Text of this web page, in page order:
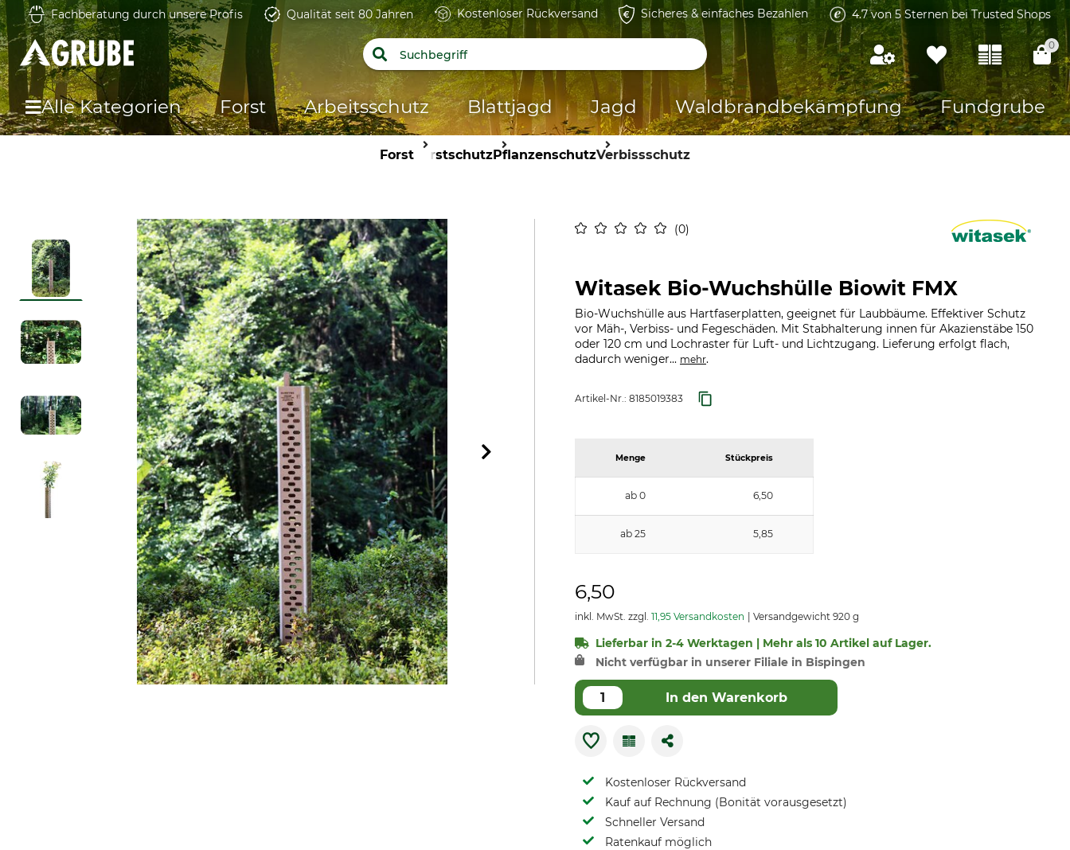
Fachberatung durch unsere Profis Qualität seit 80 Jahren Kostenloser Rückversand Sicheres & einfaches Bezahlen 4.7 von 5 Sternen bei Trusted Shops
0
Alle Kategorien Forst Arbeitsschutz Blattjagd Jagd Waldbrandbekämpfung Fundgrube
Forst ForstschutzPflanzenschutzVerbissschutz
0
Witasek Bio-Wuchshülle Biowit FMX
Bio-Wuchshülle aus Hartfaserplatten, geeignet für Laubbäume. Effektiver Schutz
vor Mäh-, Verbiss- und Fegeschäden. Mit Stabhalterung innen für Akazienstäbe 150
oder 120 cm und Lochraster für Luft- und Lichtzugang. Lieferung erfolgt flach,
dadurch weniger... mehr.
Artikel-Nr.: 8185019383
Menge Stückpreis
ab 0 6,50
ab 25 5,85
6,50
inkl. MwSt. zzgl. 11,95 Versandkosten Versandgewicht 920 g
Lieferbar in 2-4 Werktagen | Mehr als 10 Artikel auf Lager.
Nicht verfügbar in unserer Filiale in Bispingen
In den Warenkorb
Kostenloser Rückversand
Kauf auf Rechnung (Bonität vorausgesetzt)
Schneller Versand
Ratenkauf möglich